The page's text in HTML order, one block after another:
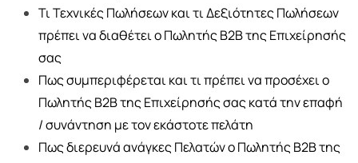
Τι Τεχνικές Πωλήσεων και τι Δεξιότητες Πωλήσεων
πρέπει να διαθέτει ο Πωλητής Β2Β της Επιχείρησής
σας
Πως συμπεριφέρεται και τι πρέπει να προσέχει ο
Πωλητής Β2Β της Επιχείρησής σας κατά την επαφή
/ συνάντηση με τον εκάστοτε πελάτη
Πως διερευνά ανάγκες Πελατών ο Πωλητής Β2Β της